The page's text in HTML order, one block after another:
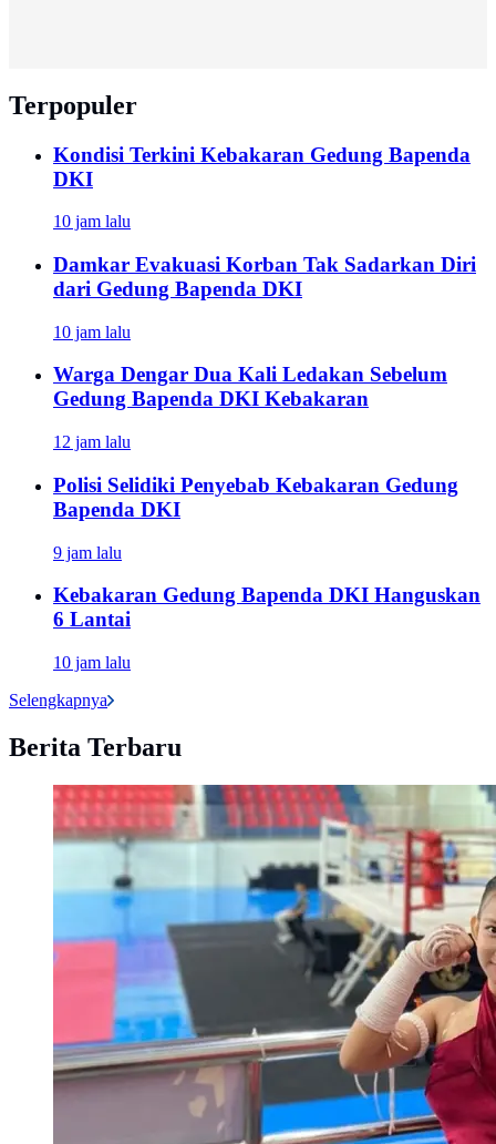
Terpopuler
Kondisi Terkini Kebakaran Gedung Bapenda
DKI
10 jam lalu
Damkar Evakuasi Korban Tak Sadarkan Diri
dari Gedung Bapenda DKI
10 jam lalu
Warga Dengar Dua Kali Ledakan Sebelum
Gedung Bapenda DKI Kebakaran
12 jam lalu
Polisi Selidiki Penyebab Kebakaran Gedung
Bapenda DKI
9 jam lalu
Kebakaran Gedung Bapenda DKI Hanguskan
6 Lantai
10 jam lalu
Selengkapnya
Berita Terbaru